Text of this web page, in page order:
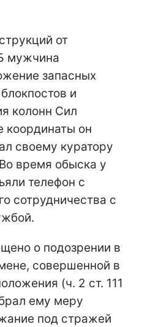
от
мужчина
запасных
и
колонн Сил
координаты он
своему куратору
время обыска у
телефон с
сотрудничества с
о подозрении в
совершенной в
(ч. 2 ст. 111
ему меру
под стражей